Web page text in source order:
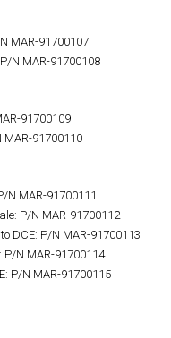
MAR-91700107
N MAR-91700108
91700109
MAR-91700110
N MAR-91700111
P/N MAR-91700112
DCE: P/N MAR-91700113
P/N MAR-91700114
P/N MAR-91700115